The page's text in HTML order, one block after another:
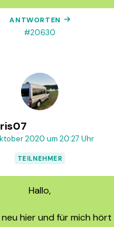
ANTWORTEN
#20630
2020 um 20:27 Uhr
TEILNEHMER
Hallo,
hier und für mich hört